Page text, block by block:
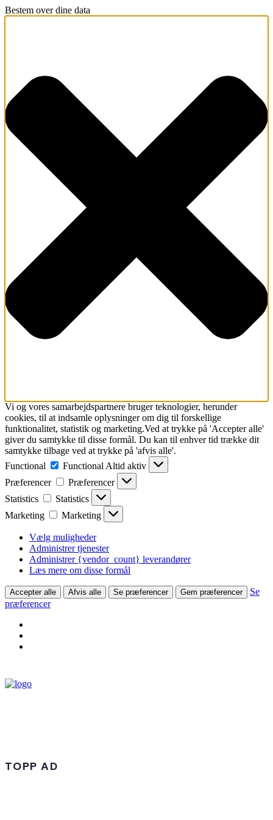
Bestem over dine data
Vi og vores samarbejdspartnere bruger teknologier, herunder
cookies, til at indsamle oplysninger om dig til forskellige
funktionalitet, statistik og marketing.Ved at trykke på 'Accepter alle'
giver du samtykke til disse formål. Du kan til enhver tid trække dit
samtykke tilbage ved at trykke på 'afvis alle'.
Functional
Functional Altid aktiv
Præferencer
Præferencer
Statistics
Statistics
Marketing
Marketing
Vælg muligheder
Administrer tjenester
Administrer {vendor_count} leverandører
Læs mere om disse formål
Accepter alle Afvis alle Se præferencer Gem præferencer
Se
præferencer
TOPP AD